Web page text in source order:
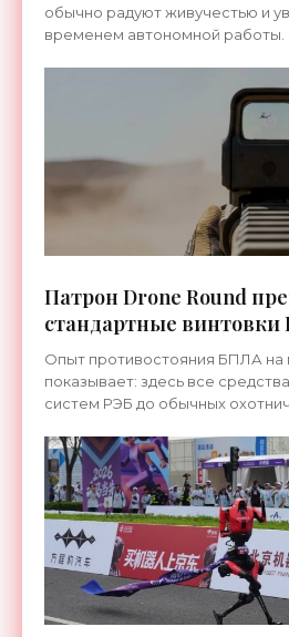
обычно радуют живучестью и
временем автономной работы.
Патрон Drone Round
стандартные
против дронов -
Опыт противостояния БПЛА на
показывает: здесь все
систем РЭБ до обычных